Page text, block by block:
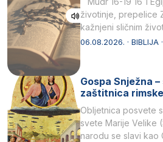
životinje, prepelice
kažnjeni sličnim
kukaca.2 A narod…
06.08.2026. · BIBLIJA ·
Gospa Snježna
zaštitnica
Obljetnica posvete
svete Marije Velike
narodu se slavi kao